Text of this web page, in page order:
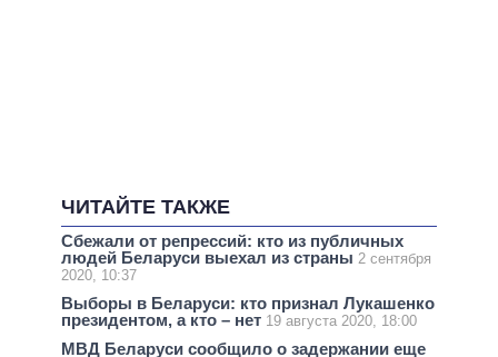
ЧИТАЙТЕ ТАКЖЕ
Сбежали от репрессий: кто из публичных
людей Беларуси выехал из страны 2 сентября
2020, 10:37
Выборы в Беларуси: кто признал Лукашенко
президентом, а кто – нет 19 августа 2020, 18:00
МВД Беларуси сообщило о задержании еще